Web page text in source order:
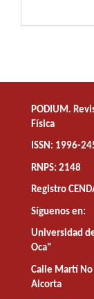
PODIUM.
Física
ISSN: 1996-
RNPS: 2148
Registro
Síguenos en:
Universidad
Oca"
Calle Martí
Alcorta